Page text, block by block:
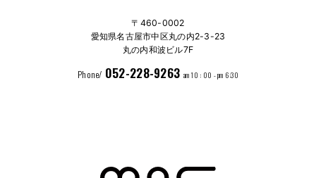
〒460-0002
愛知県名古屋市中区丸の内2-3-23
丸の内和波ビル7F
Phone/ 052-228-9263 am 10 : 00 - pm 6:30